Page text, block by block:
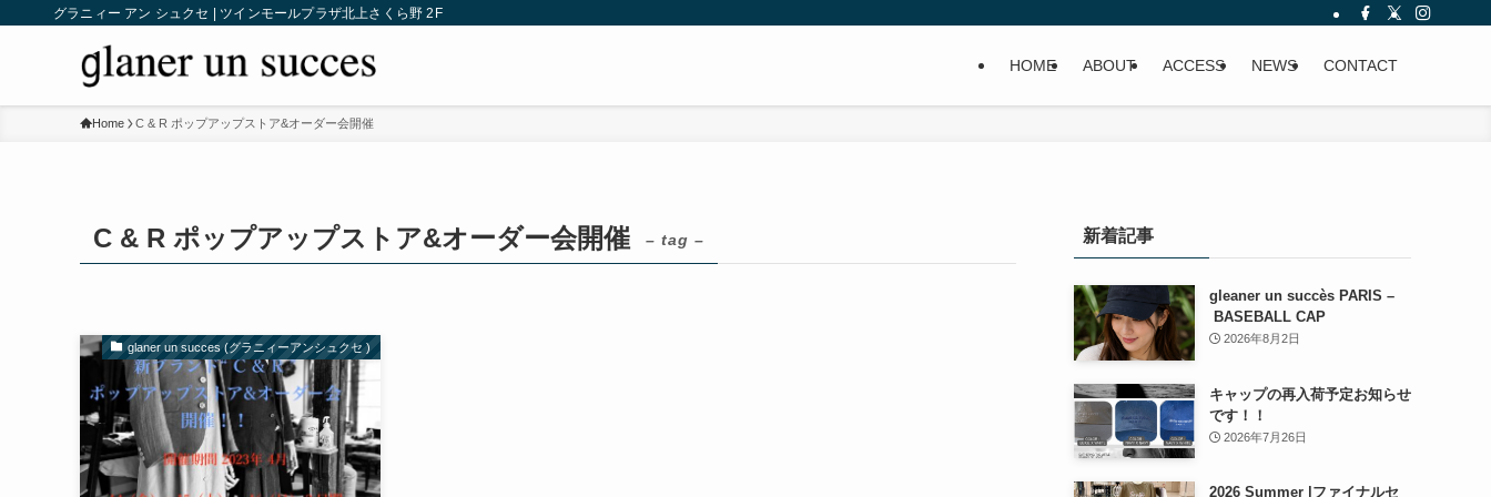
グラニィー アン シュクセ | ツインモールプラザ北上さくら野 2F
HOME ABOUT ACCESS NEWS CONTACT
Home C & R ポップアップストア&オーダー会開催
C & R ポップアップストア&オーダー会開催 – tag –
glaner un succes (グラニィーアンシュクセ )
新着記事
gleaner un succès PARIS –
BASEBALL CAP
2026年8月2日
キャップの再入荷予定お知らせ
です！！
2026年7月26日
2026 Summer |ファイナルセ